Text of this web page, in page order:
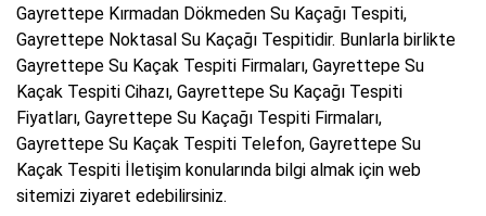
Gayrettepe Kırmadan Dökmeden Su Kaçağı Tespiti,
Gayrettepe Noktasal Su Kaçağı Tespitidir. Bunlarla birlikte
Gayrettepe Su Kaçak Tespiti Firmaları, Gayrettepe Su
Kaçak Tespiti Cihazı, Gayrettepe Su Kaçağı Tespiti
Fiyatları, Gayrettepe Su Kaçağı Tespiti Firmaları,
Gayrettepe Su Kaçak Tespiti Telefon, Gayrettepe Su
Kaçak Tespiti İletişim konularında bilgi almak için web
sitemizi ziyaret edebilirsiniz.